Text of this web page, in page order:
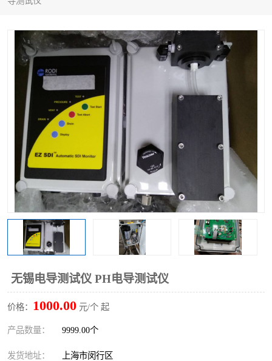
无锡电导测试仪 PH电导测试仪
价格： 1000.00 元/个 起
产品数量： 9999.00个
发货地址： 上海市闵行区